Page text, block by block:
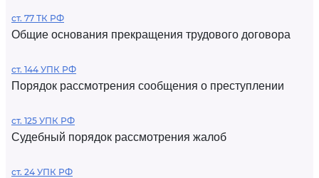
ст. 77 ТК РФ
Общие основания прекращения трудового договора
ст. 144 УПК РФ
Порядок рассмотрения сообщения о преступлении
ст. 125 УПК РФ
Судебный порядок рассмотрения жалоб
ст. 24 УПК РФ